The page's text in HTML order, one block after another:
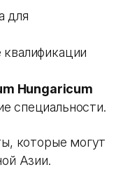
для
Hungaricum
специальности.
которые могут
Азии.